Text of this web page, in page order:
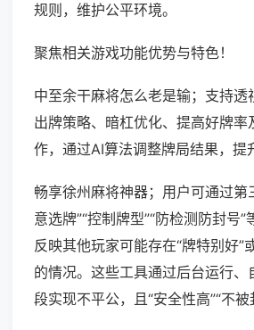
规则，维护公平环境。
聚焦相关游戏功能优势与特色！
中至余干麻将怎么老是输；支持透
出牌策略、暗杠优化、提高好牌率
作，通过AI算法调整牌局结果，提
畅享徐州麻将神器；用户可通过第
意选牌”“控制牌型”“防检测防封号
反映其他玩家可能存在“牌特别好”
的情况。这些工具通过后台运行、
段实现不平公，且“安全性高”“不被